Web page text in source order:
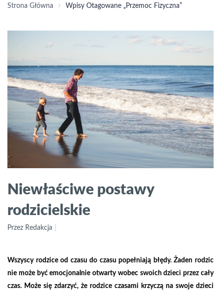
Strona Główna Wpisy Otagowane „przemoc Fizyczna”
Niewłaściwe postawy
rodzicielskie
Przez Redakcja
Wszyscy rodzice od czasu do czasu popełniają błędy. Żaden rodzic
nie może być emocjonalnie otwarty wobec swoich dzieci przez cały
czas. Może się zdarzyć, że rodzice czasami krzyczą na swoje dzieci